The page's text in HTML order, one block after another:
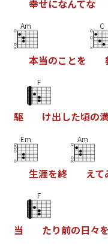
幸せになんてな
Am
本当のこ とを
C
駆
F
け出した頃の
Em
生涯を終
Am
えて
当
F
たり前の日々を